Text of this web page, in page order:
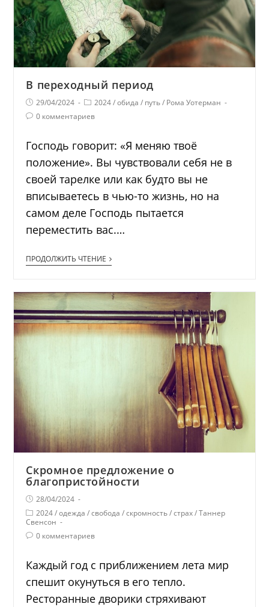
В переходный период
29/04/2024 2024 / обида / путь / Рома Уотерман
0 комментариев
Господь говорит: «Я меняю твоё
положение». Вы чувствовали себя не в
своей тарелке или как будто вы не
вписываетесь в чью-то жизнь, но на
самом деле Господь пытается
переместить вас.…
ПРОДОЛЖИТЬ ЧТЕНИЕ
Скромное предложение о
благопристойности
28/04/2024
2024 / одежда / свобода / скромность / страх / Таннер
Свенсон
0 комментариев
Каждый год с приближением лета мир
спешит окунуться в его тепло.
Ресторанные дворики стряхивают